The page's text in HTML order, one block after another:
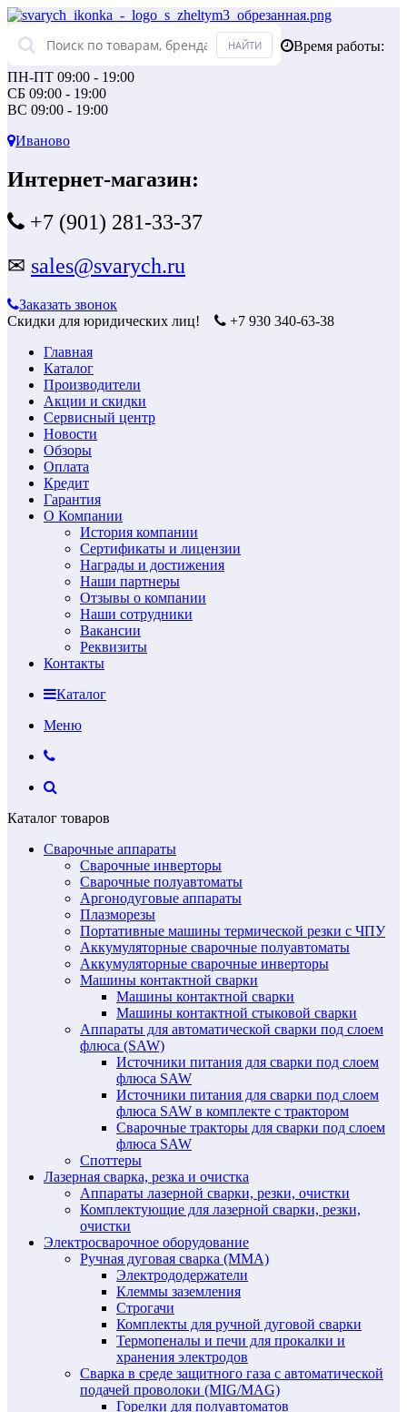
Время работы:
ПН-ПТ 09:00 - 19:00
СБ 09:00 - 19:00
ВС 09:00 - 19:00
Иваново
Интернет-магазин:
+7 (901) 281-33-37
✉ sales@svarych.ru
Заказать звонок
Скидки для юридических лиц!
+7 930 340-63-38
Главная
Каталог
Производители
Акции и скидки
Сервисный центр
Новости
Обзоры
Оплата
Кредит
Гарантия
О Компании
История компании
Сертификаты и лицензии
Награды и достижения
Наши партнеры
Отзывы о компании
Наши сотрудники
Вакансии
Реквизиты
Контакты
Каталог
Меню
Каталог товаров
Сварочные аппараты
Сварочные инверторы
Сварочные полуавтоматы
Аргонодуговые аппараты
Плазморезы
Портативные машины термической резки с ЧПУ
Аккумуляторные сварочные полуавтоматы
Аккумуляторные сварочные инверторы
Машины контактной сварки
Машины контактной сварки
Машины контактной стыковой сварки
Аппараты для автоматической сварки под слоем
флюса (SAW)
Источники питания для сварки под слоем
флюса SAW
Источники питания для сварки под слоем
флюса SAW в комплекте с трактором
Сварочные тракторы для сварки под слоем
флюса SAW
Споттеры
Лазерная сварка, резка и очистка
Аппараты лазерной сварки, резки, очистки
Комплектующие для лазерной сварки, резки,
очистки
Электросварочное оборудование
Ручная дуговая сварка (MMA)
Электрододержатели
Клеммы заземления
Строгачи
Комплекты для ручной дуговой сварки
Термопеналы и печи для прокалки и
хранения электродов
Сварка в среде защитного газа с автоматической
подачей проволоки (MIG/MAG)
Горелки для полуавтоматов